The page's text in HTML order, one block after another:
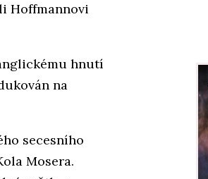
Hoffmannovi
hnutí
na
secesního
Mosera.